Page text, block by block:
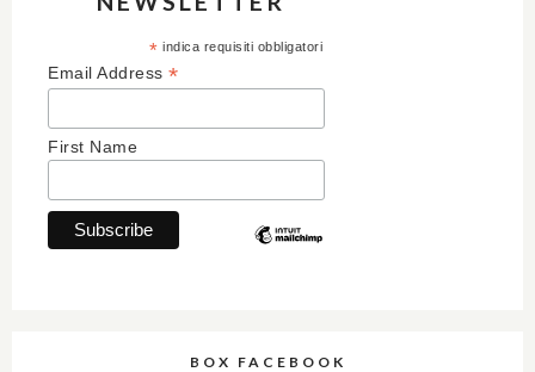
* indica requisiti obbligatori
Email Address *
First Name
BOX FACEBOOK